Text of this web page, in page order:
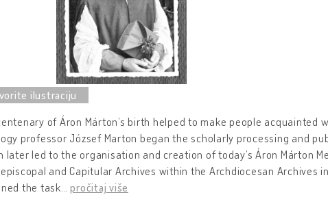
of Áron Márton’s birth helped to make people acquainted
professor József Marton began the scholarly processing and
later led to the organisation and creation of today’s Áron Márton
and Capitular Archives within the Archdiocesan Archives
the task …pročitaj više